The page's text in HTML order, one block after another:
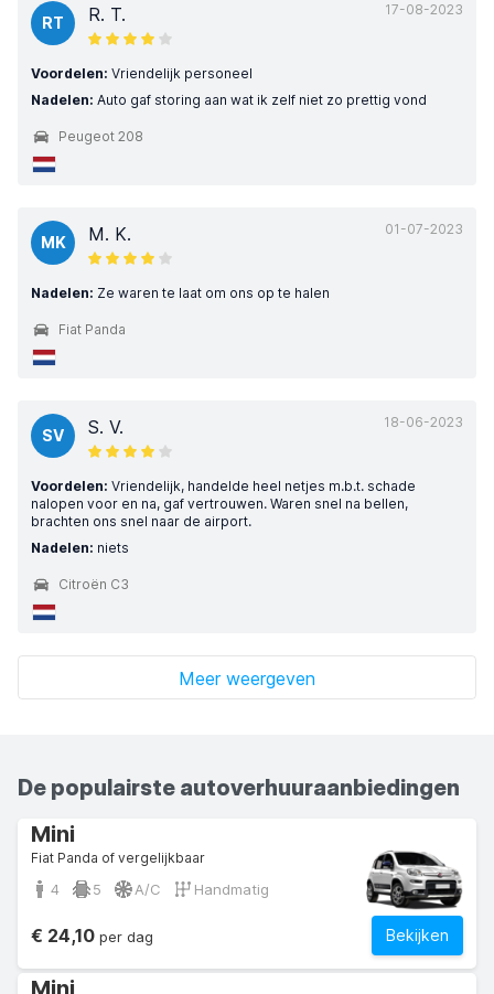
17-08-2023
RT R. T.
Voordelen: Vriendelijk personeel
Nadelen: Auto gaf storing aan wat ik zelf niet zo prettig vond
Peugeot 208
01-07-2023
MK M. K.
Nadelen: Ze waren te laat om ons op te halen
Fiat Panda
18-06-2023
SV S. V.
Voordelen: Vriendelijk, handelde heel netjes m.b.t. schade
nalopen voor en na, gaf vertrouwen. Waren snel na bellen,
brachten ons snel naar de airport.
Nadelen: niets
Citroën C3
Meer weergeven
De populairste autoverhuuraanbiedingen
Mini
Fiat Panda of vergelijkbaar
4 5 A/C Handmatig
Bekijken
€ 24,10 per dag
Mini